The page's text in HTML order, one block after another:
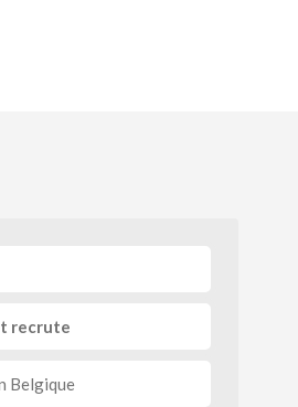
recrute
Belgique